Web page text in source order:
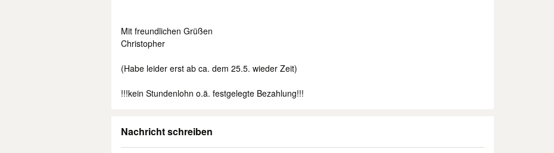
Mit freundlichen Grüßen
Christopher
(Habe leider erst ab ca. dem 25.5. wieder Zeit)
!!!kein Stundenlohn o.ä. festgelegte Bezahlung!!!
Nachricht schreiben